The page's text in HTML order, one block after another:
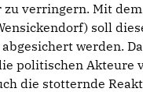
zu verringern. Mit
soll
werden.
politischen Akteure
die stotternde